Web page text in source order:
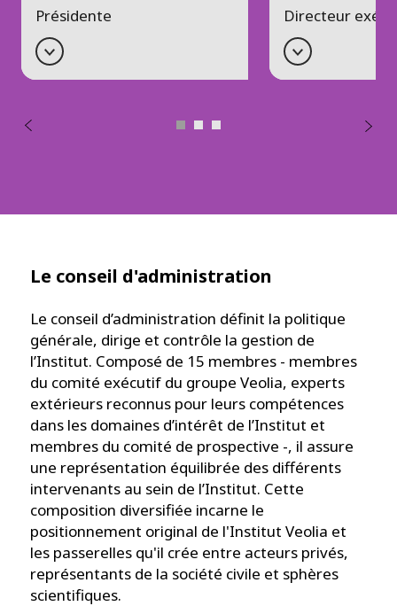
Présidente Directeur
Le conseil d'administration
Le conseil d’administration définit la politique
générale, dirige et contrôle la gestion de
l’Institut. Composé de 15 membres - membres
du comité exécutif du groupe Veolia, experts
extérieurs reconnus pour leurs compétences
dans les domaines d’intérêt de l’Institut et
membres du comité de prospective -, il assure
une représentation équilibrée des différents
intervenants au sein de l’Institut. Cette
composition diversifiée incarne le
positionnement original de l'Institut Veolia et
les passerelles qu'il crée entre acteurs privés,
représentants de la société civile et sphères
scientifiques.